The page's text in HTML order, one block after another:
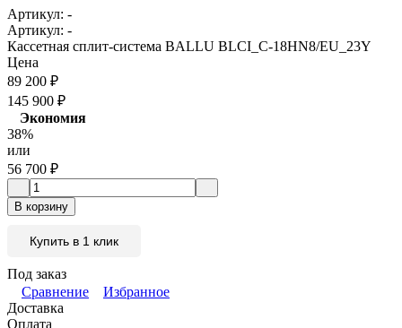
Артикул: -
Артикул: -
Кассетная сплит-система BALLU BLCI_C-18HN8/EU_23Y
Цена
89 200 ₽
145 900 ₽
Экономия
38%
или
56 700 ₽
В корзину
Купить в 1 клик
Под заказ
Сравнение
Избранное
Доставка
Оплата